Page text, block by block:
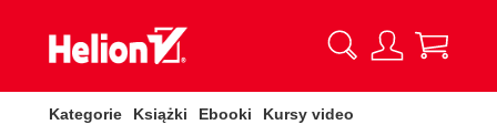
Kategorie Książki Ebooki Kursy video